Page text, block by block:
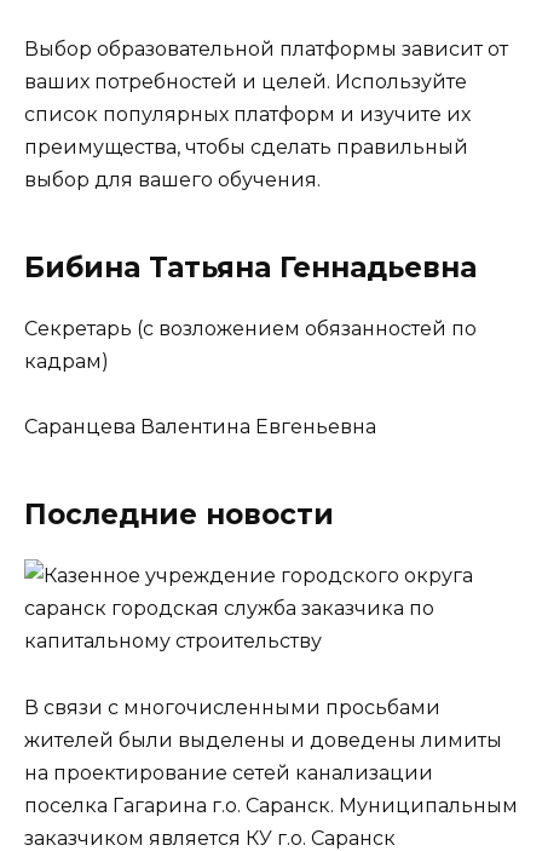
Выбор образовательной платформы зависит от
ваших потребностей и целей. Используйте
список популярных платформ и изучите их
преимущества, чтобы сделать правильный
выбор для вашего обучения.
Бибина Татьяна Геннадьевна
Секретарь (с возложением обязанностей по
кадрам)
Саранцева Валентина Евгеньевна
Последние новости
В связи с многочисленными просьбами
жителей были выделены и доведены лимиты
на проектирование сетей канализации
поселка Гагарина г.о. Саранск. Муниципальным
заказчиком является КУ г.о. Саранск